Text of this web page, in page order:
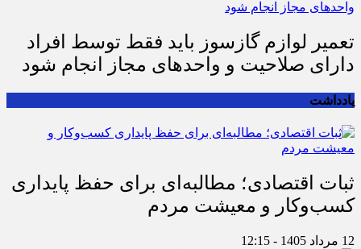
تعمیر لوازم گازسوز باید فقط توسط افراد
دارای صلاحیت و واحدهای مجاز انجام شود
یادداشت
ثبات اقتصادی؛ مطالبه‌ای برای حفظ پایداری
کسب‌وکار و معیشت مردم
12 مرداد 1405 - 12:15